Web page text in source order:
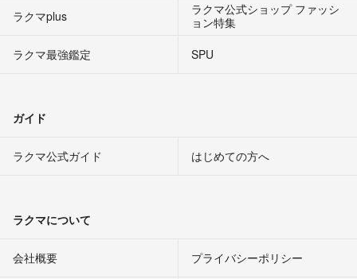
ラクマplus
ラクマ公式ショップ ファッシ
ョン特集
ラクマ最強鑑定
SPU
ガイド
ラクマ公式ガイド はじめての方へ
ラクマについて
会社概要 プライバシーポリシー